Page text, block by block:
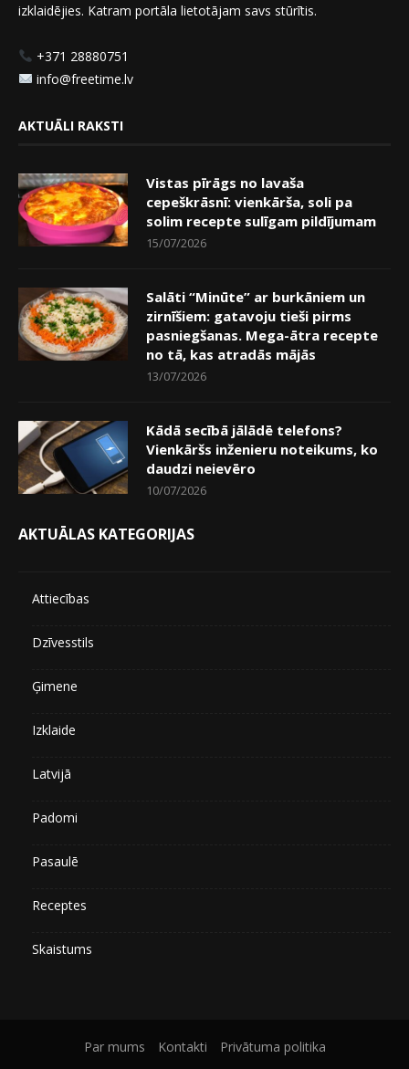
izklaidējies. Katram portāla lietotājam savs stūrītis.
+371 28880751
info@freetime.lv
AKTUĀLI RAKSTI
Vistas pīrāgs no lavaša
cepeškrāsnī: vienkārša, soli pa
solim recepte sulīgam pildījumam
15/07/2026
Salāti “Minūte” ar burkāniem un
zirnīšiem: gatavoju tieši pirms
pasniegšanas. Mega-ātra recepte
no tā, kas atradās mājās
13/07/2026
Kādā secībā jālādē telefons?
Vienkāršs inženieru noteikums, ko
daudzi neievēro
10/07/2026
AKTUĀLAS KATEGORIJAS
Attiecības
Dzīvesstils
Ģimene
Izklaide
Latvijā
Padomi
Pasaulē
Receptes
Skaistums
Par mums Kontakti Privātuma politika